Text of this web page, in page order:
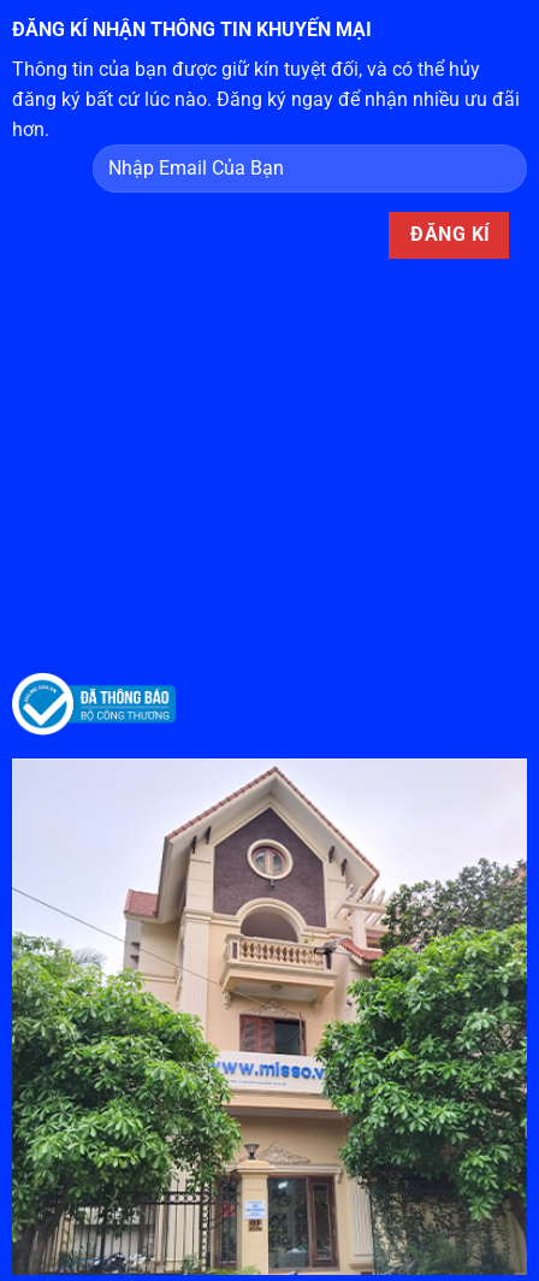
ĐĂNG KÍ NHẬN THÔNG TIN KHUYẾN MẠI
Thông tin của bạn được giữ kín tuyệt đối, và có thể hủy
đăng ký bất cứ lúc nào. Đăng ký ngay để nhận nhiều ưu đãi
hơn.